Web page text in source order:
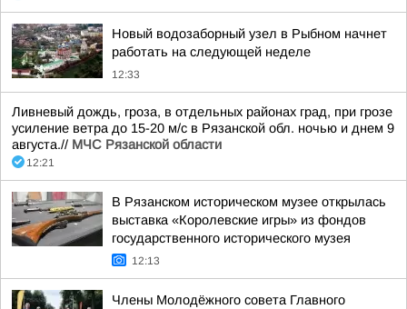
Новый водозаборный узел в Рыбном начнет
работать на следующей неделе
12:33
Ливневый дождь, гроза, в отдельных районах град, при грозе
усиление ветра до 15-20 м/с в Рязанской обл. ночью и днем 9
августа.// МЧС Рязанской области
12:21
В Рязанском историческом музее открылась
выставка «Королевские игры» из фондов
государственного исторического музея
12:13
Члены Молодёжного совета Главного